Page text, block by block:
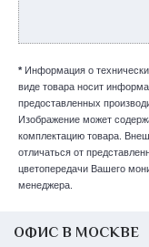
* Информация о
виде товара носит
предоставленных
Изображение может
комплектацию товара.
отличаться от
цветопередачи Вашего
менеджера.
ОФИС В МОСКВЕ